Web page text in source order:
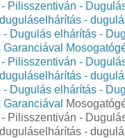
Pilisszentiván -
-
- Dugulás elhárítás -
Pilisszentiván -
-
- Dugulás elhárítás -
Pilisszentiván -
-